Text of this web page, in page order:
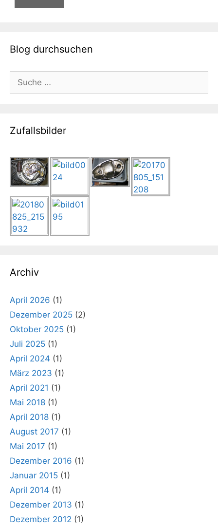
Blog durchsuchen
nach:
Zufallsbilder
Archiv
April 2026 (1)
Dezember 2025 (2)
Oktober 2025 (1)
Juli 2025 (1)
April 2024 (1)
März 2023 (1)
April 2021 (1)
Mai 2018 (1)
April 2018 (1)
August 2017 (1)
Mai 2017 (1)
Dezember 2016 (1)
Januar 2015 (1)
April 2014 (1)
Dezember 2013 (1)
Dezember 2012 (1)